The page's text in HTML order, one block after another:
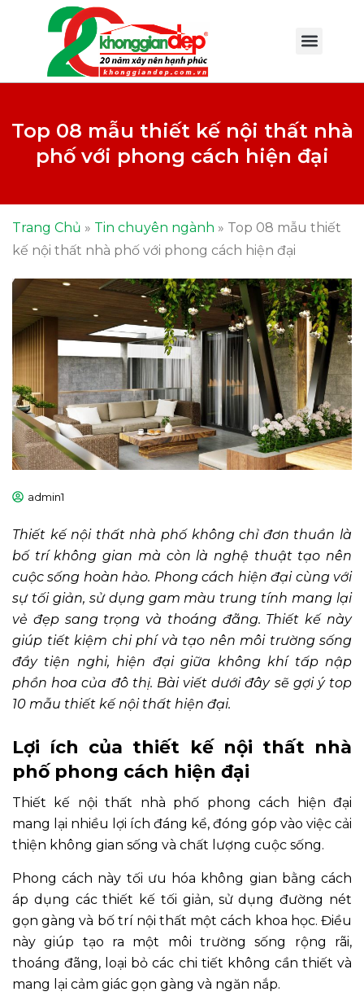
Top 08 mẫu thiết kế nội thất nhà
phố với phong cách hiện đại
Trang Chủ » Tin chuyên ngành » Top 08 mẫu thiết
kế nội thất nhà phố với phong cách hiện đại
admin1
Thiết kế nội thất nhà phố không chỉ đơn thuần là
bố trí không gian mà còn là nghệ thuật tạo nên
cuộc sống hoàn hảo. Phong cách hiện đại cùng với
sự tối giản, sử dụng gam màu trung tính mang lại
vẻ đẹp sang trọng và thoáng đãng. Thiết kế này
giúp tiết kiệm chi phí và tạo nên môi trường sống
đầy tiện nghi, hiện đại giữa không khí tấp nập
phồn hoa của đô thị. Bài viết dưới đây sẽ gợi ý top
10 mẫu thiết kế nội thất hiện đại.
Lợi ích của thiết kế nội thất nhà
phố phong cách hiện đại
Thiết kế nội thất nhà phố phong cách hiện đại
mang lại nhiều lợi ích đáng kể, đóng góp vào việc cải
thiện không gian sống và chất lượng cuộc sống.
Phong cách này tối ưu hóa không gian bằng cách
áp dụng các thiết kế tối giản, sử dụng đường nét
gọn gàng và bố trí nội thất một cách khoa học. Điều
này giúp tạo ra một môi trường sống rộng rãi,
thoáng đãng, loại bỏ các chi tiết không cần thiết và
mang lại cảm giác gọn gàng và ngăn nắp.